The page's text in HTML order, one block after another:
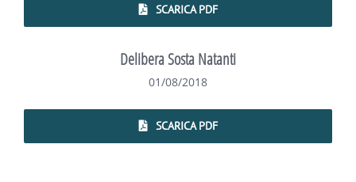
SCARICA PDF
Delibera Sosta Natanti
01/08/2018
SCARICA PDF